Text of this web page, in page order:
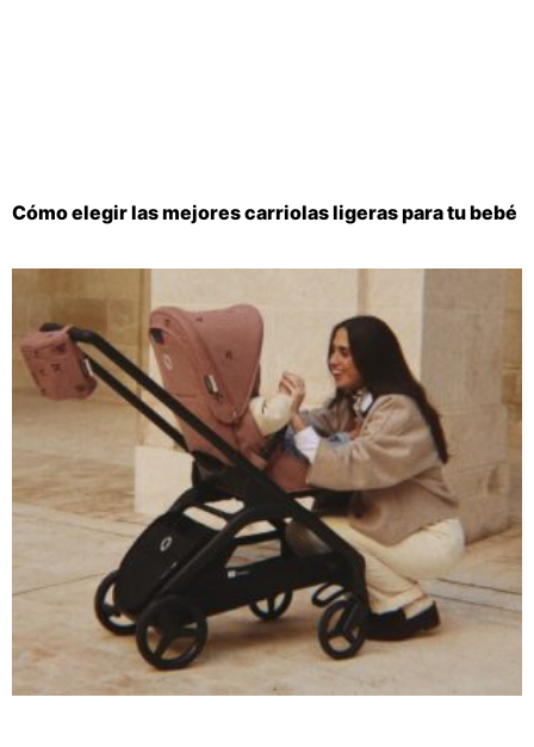
Cómo elegir las mejores carriolas ligeras para tu bebé